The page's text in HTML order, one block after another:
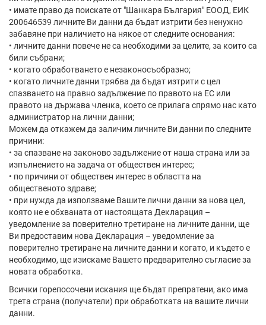
• имате право да поискате от "Шанкара България" ЕООД, ЕИК
200646539 личните Ви данни да бъдат изтрити без ненужно
забавяне при наличието на някое от следните основания:
• личните данни повече не са необходими за целите, за които са
били събрани;
• когато обработването е незаконосъобразно;
• когато личните данни трябва да бъдат изтрити с цел
спазването на правно задължение по правото на EС или
правото на държава членка, което се прилага спрямо нас като
администратор на лични данни;
Можем да откажем да заличим личните Ви данни по следните
причини:
• за спазване на законово задължение от наша страна или за
изпълнението на задача от обществен интерес;
• по причини от обществен интерес в областта на
общественото здраве;
• при нужда да използваме Вашите лични данни за нова цел,
която не е обхваната от настоящата Декларация –
уведомление за поверително третиране на личните данни, ще
Ви предоставим нова Декларация – уведомление за
поверително третиране на личните данни и когато, и където е
необходимо, ще изискаме Вашето предварително съгласие за
новата обработка.
Всички горепосочени искания ще бъдат препратени, ако има
трета страна (получатели) при обработката на вашите лични
данни.